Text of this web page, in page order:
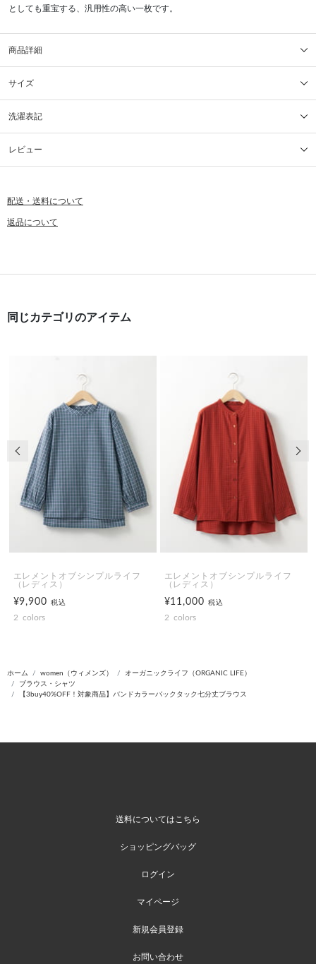
としても重宝する、汎用性の高い一枚です。
商品詳細
サイズ
洗濯表記
レビュー
配送・送料について
返品について
同じカテゴリのアイテム
エレメントオブシンプルライフ
（レディス）
¥9,900税込
2 colors
エレメントオブシンプルライフ
（レディス）
¥11,000税込
2 colors
前の画像
ホーム women（ウィメンズ）
オーガニックライフ（ORGANIC LIFE）
ブラウス・シャツ
【3buy40%OFF！対象商品】バンドカラーバックタック七分丈ブラウス
送料についてはこちら
ショッピングバッグ
ログイン
マイページ
新規会員登録
お問い合わせ